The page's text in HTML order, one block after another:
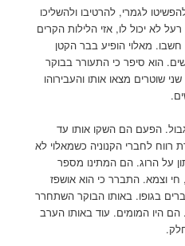
לגמרי, להרטיבו ולהשליכו
לא יכול לו, אזי הלילות הקרים
חשבו. מאלוי הופיע בבר הקטן
הוא סיפר כי התעורר בבוקר
שוטרים מצאו אותו והעבירוהו
הפעם הם השקו אותו עד
רווח לחברי הקנוניה כשמאלוי לא
על הרוג. הם המתינו מספר
חי וצמא. התברר כי הוא אושפז
בגופו. באותו הבוקר השתחרר
היו המומים. עוד באותו הערב